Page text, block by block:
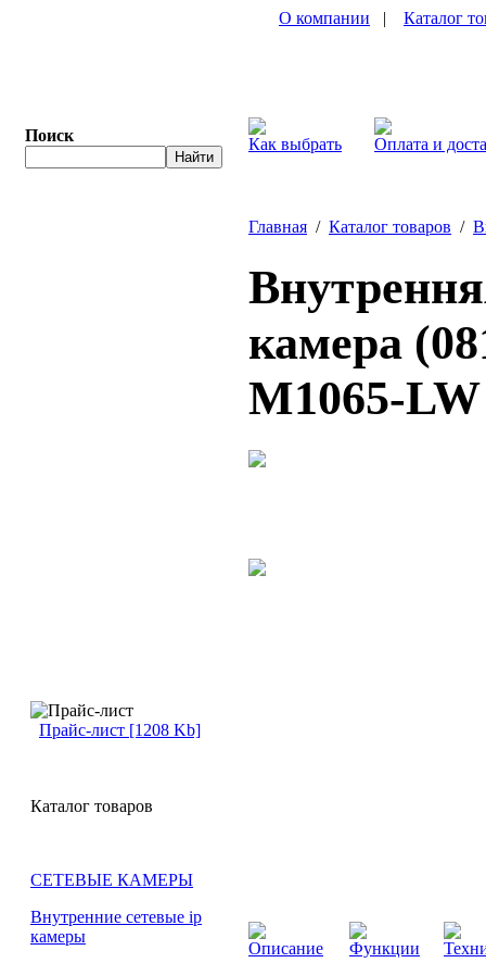
Поиск
О компании | Каталог
Как выбрать Оплата и
Прайс-лист [1208 Kb]
Каталог товаров
СЕТЕВЫЕ КАМЕРЫ
Внутренние сетевые ip
камеры
Главная / Каталог товаров /
камера
M1065-LW
Описание Функции